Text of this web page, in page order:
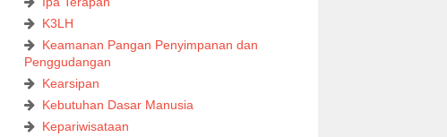
K3LH
Keamanan Pangan Penyimpanan dan
Penggudangan
Kearsipan
Kebutuhan Dasar Manusia
Kepariwisataan